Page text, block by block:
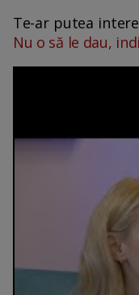
Te-ar putea
Nu o să le dau,